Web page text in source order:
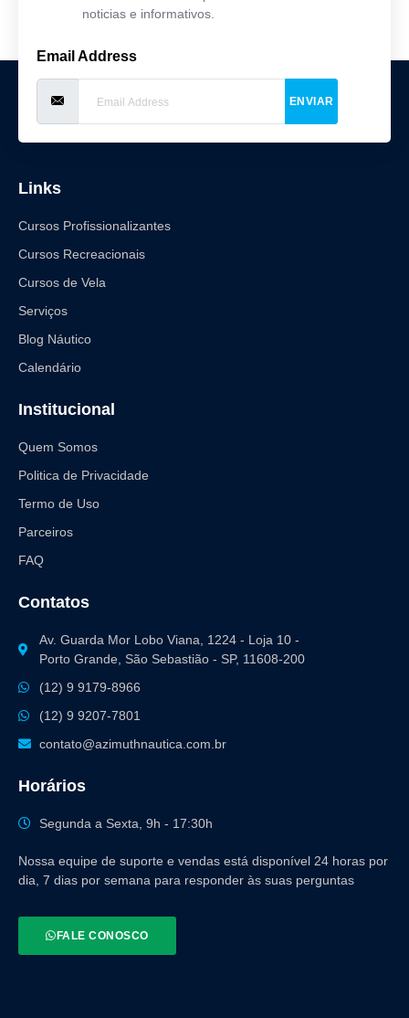
noticias e informativos.
Email Address
ENVIAR
Links
Cursos Profissionalizantes
Cursos Recreacionais
Cursos de Vela
Serviços
Blog Náutico
Calendário
Institucional
Quem Somos
Politica de Privacidade
Termo de Uso
Parceiros
FAQ
Contatos
Av. Guarda Mor Lobo Viana, 1224 - Loja 10 -
Porto Grande, São Sebastião - SP, 11608-200
(12) 9 9179-8966
(12) 9 9207-7801
contato@azimuthnautica.com.br
Horários
Segunda a Sexta, 9h - 17:30h
Nossa equipe de suporte e vendas está disponível 24 horas por
dia, 7 dias por semana para responder às suas perguntas
FALE CONOSCO